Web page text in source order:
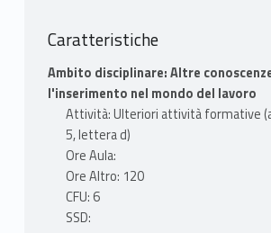
Caratteristiche
Ambito disciplinare: Altre
l'inserimento nel mondo del lavoro
Attività: Ulteriori attività formative
5, lettera d)
Ore Aula:
Ore Altro: 120
CFU: 6
SSD: